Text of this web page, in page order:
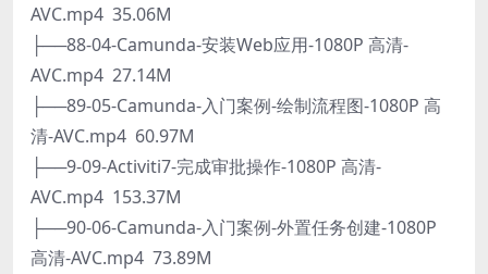
AVC.mp4 35.06M
├──88-04-Camunda-安装Web应用-1080P 高清-
AVC.mp4 27.14M
├──89-05-Camunda-入门案例-绘制流程图-1080P 高
清-AVC.mp4 60.97M
├──9-09-Activiti7-完成审批操作-1080P 高清-
AVC.mp4 153.37M
├──90-06-Camunda-入门案例-外置任务创建-1080P
高清-AVC.mp4 73.89M